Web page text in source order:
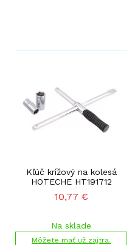
Kľúč krížový na kolesá
HOTECHE HT191712
10,77 €
Na sklade
Môžete mať už zajtra.